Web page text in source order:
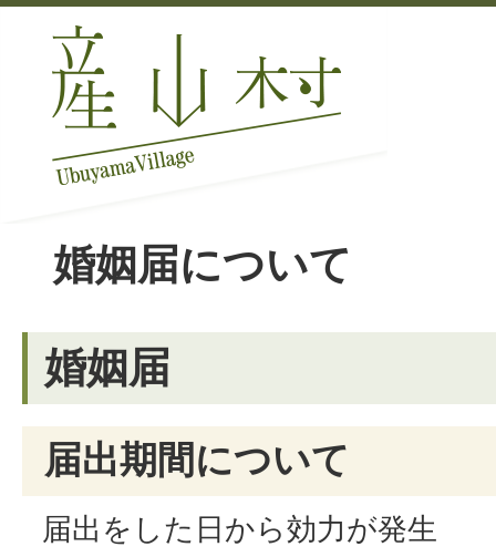
婚姻届について
婚姻届
届出期間について
届出をした日から効力が発生